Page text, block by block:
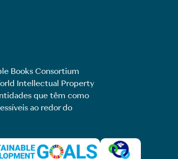
Books Consortium
Intellectual Property
que têm como
ao redor do